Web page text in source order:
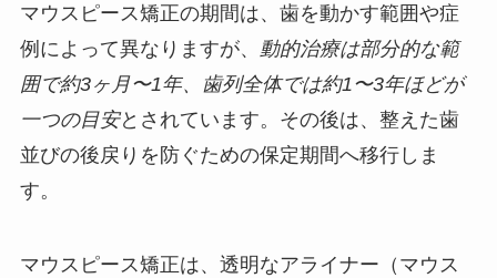
マウスピース矯正の期間は、歯を動かす範囲や症
例によって異なりますが、 動的治療は部分的な範
囲で約3ヶ月〜1年、歯列全体では約1〜3年ほどが
一つの目安とされています。その後は、整えた歯
並びの後戻りを防ぐための保定期間へ移行しま
す。
マウスピース矯正は、透明なアライナー（マウス